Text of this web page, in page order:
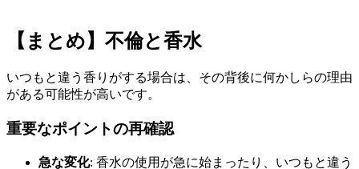
【まとめ】不倫と香水
いつもと違う香りがする場合は、その背後に何かしらの理由
がある可能性が高いです。
重要なポイントの再確認
急な変化: 香水の使用が急に始まったり、いつもと違う